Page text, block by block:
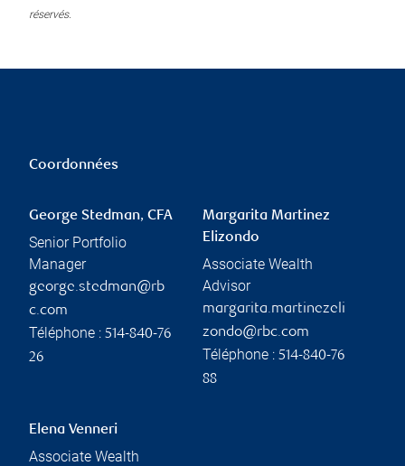
réservés.
Coordonnées
George Stedman, CFA
Senior Portfolio
Manager
george.stedman@rb
c.com
Téléphone : 514-840-76
26
Margarita Martinez
Elizondo
Associate Wealth
Advisor
margarita.martinezeli
zondo@rbc.com
Téléphone : 514-840-76
88
Elena Venneri
Associate Wealth